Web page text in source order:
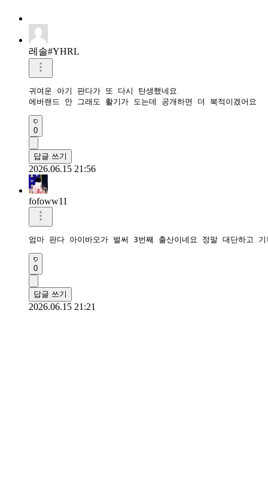
레솔#YHRL
귀여운 아기 판다가 또 다시 탄생했네요
에버랜드 안 그래도 활기가 도는데 공개하면 더 북적이겠어요
0
답글 쓰기
2026.06.15 21:56
fofoww11
엄마 판다 아이바오가 벌써 3번째 출산이네요 정말 대단하고
0
답글 쓰기
2026.06.15 21:21